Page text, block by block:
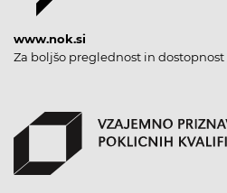
www.nok.si
Za boljšo preglednost in